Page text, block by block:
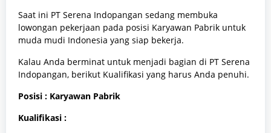
Saat ini PT Serena Indopangan sedang membuka
lowongan pekerjaan pada posisi Karyawan Pabrik untuk
muda mudi Indonesia yang siap bekerja.
Kalau Anda berminat untuk menjadi bagian di PT Serena
Indopangan, berikut Kualifikasi yang harus Anda penuhi.
Posisi : Karyawan Pabrik
Kualifikasi :